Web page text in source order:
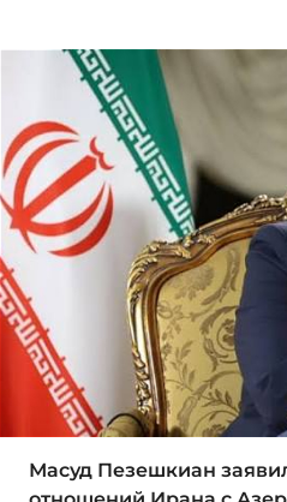
Масуд Пезешкиан